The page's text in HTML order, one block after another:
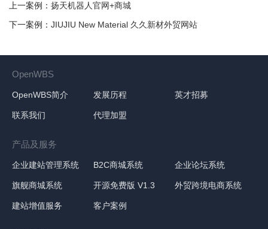
上一案例： 扬天机器人官网+商城
下一案例： JIUJIU New Material 久久新材外贸网站
OpenWBS
OpenWBS简介 发展历程 英才招募
联系我们 代理加盟
产品及服务
企业建站管理系统 B2C商城系统 企业论坛系统
旗舰商城系统 开源免费版 V1.3 外贸跨境电商系统
建站增值服务 客户案例